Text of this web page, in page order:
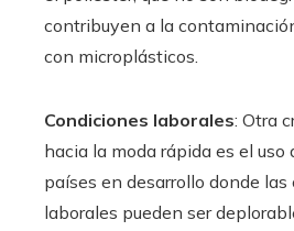
contribuyen a la
con microplásticos.
Condiciones laborales: Otra
hacia la moda rápida es el uso
países en desarrollo donde las
laborales pueden ser